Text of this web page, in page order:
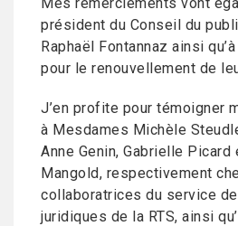
président du Conseil du
Raphaël Fontannaz ainsi
pour le renouvellement de
J’en profite pour témoigner
à Mesdames Michèle
Anne Genin, Gabrielle
Mangold, respectivement
collaboratrices du service
juridiques de la RTS, ainsi